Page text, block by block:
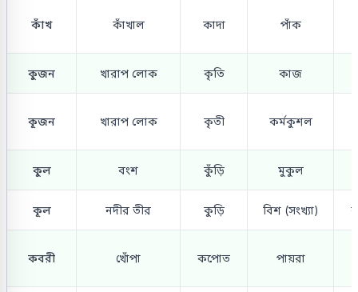
কাঁখ কাঁখাল কাদা পাঁক
কুজন খারাপ লোক কৃতি কাজ
কূজন খারাপ লোক কৃতী কর্মকুশল
কুল বংশ কুঁড়ি মুকুল
কূল নদীর তীর কুড়ি বিশ (সংখ্যা)
কবরী খোঁপা কপোত পায়রা